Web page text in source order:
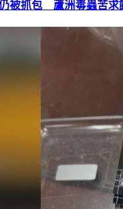
仍被抓包 蘆洲毒蟲苦求